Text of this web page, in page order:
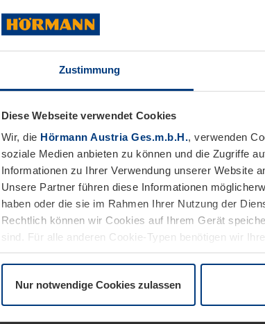
Zustimmung
Diese Webseite verwendet Cookies
Wir, die Hörmann Austria Ges.m.b.H., verwenden
soziale Medien anbieten zu können und die Zugriffe
Informationen zu Ihrer Verwendung unserer Website
Unsere Partner führen diese Informationen
haben oder die sie im Rahmen Ihrer Nutzung der
Rechtlich können wir Cookies auf Ihrem Gerät
sind. Für alle anderen Cookie-Typen benötigen wir
Erläuterung auf der SeiteDatenschutzerklärung
Nur notwendige Cookies zulassen